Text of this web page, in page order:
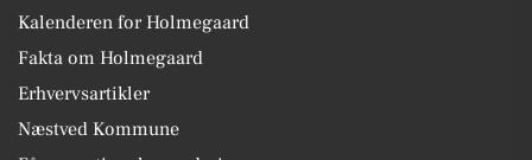
Kalenderen for Holmegaard
Fakta om Holmegaard
Erhvervsartikler
Næstved Kommune